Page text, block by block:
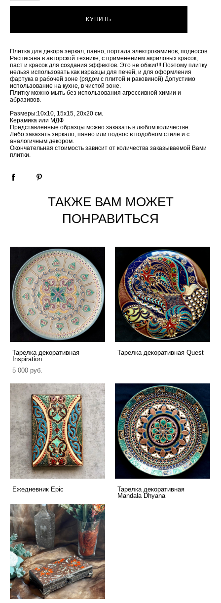
КУПИТЬ
Плитка для декора зеркал, панно, портала электрокаминов, подносов.
Расписана в авторской технике, с применением акриловых красок,
паст и красок для создания эффектов. Это не обжиг!!! Поэтому плитку
нельзя использовать как изразцы для печей, и для оформления
фартука в рабочей зоне (рядом с плитой и раковиной) Допустимо
использование на кухне, в чистой зоне.
Плитку можно мыть без использования агрессивной химии и
абразивов.
Размеры:10х10, 15х15, 20х20 см.
Керамика или МДФ
Представленные образцы можно заказать в любом количестве.
Либо заказать зеркало, панно или поднос в подобном стиле и с
аналогичным декором.
Окончательная стоимость зависит от количества заказываемой Вами
плитки.
ТАКЖЕ ВАМ МОЖЕТ
ПОНРАВИТЬСЯ
Тарелка декоративная
Inspiration
5 000 pуб.
Тарелка декоративная Quest
Ежедневник Epic
Тарелка декоративная
Mandala Dhyana